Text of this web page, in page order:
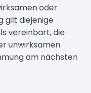
oder
gilt diejenige
vereinbart, die
unwirksamen
am nächsten